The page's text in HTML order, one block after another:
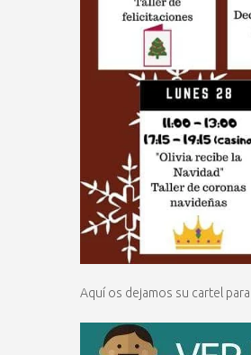
Aquí os dejamos su cartel